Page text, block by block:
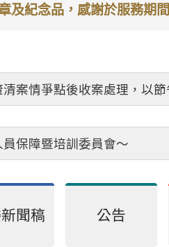
及紀念品，感謝於服務期
案情爭點後收案處理，以節
保障暨培訓委員會～
聞稿 公告